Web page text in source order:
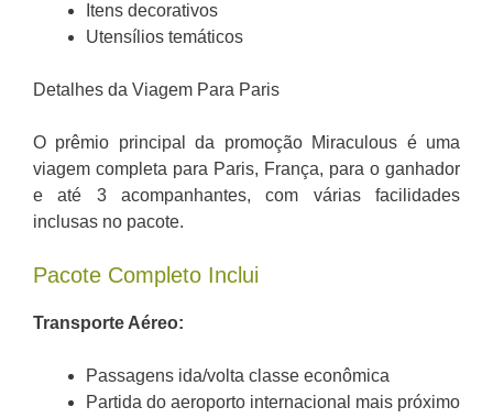
Itens decorativos
Utensílios temáticos
Detalhes da Viagem Para Paris
O prêmio principal da promoção Miraculous é uma
viagem completa para Paris, França, para o ganhador
e até 3 acompanhantes, com várias facilidades
inclusas no pacote.
Pacote Completo Inclui
Transporte Aéreo:
Passagens ida/volta classe econômica
Partida do aeroporto internacional mais próximo